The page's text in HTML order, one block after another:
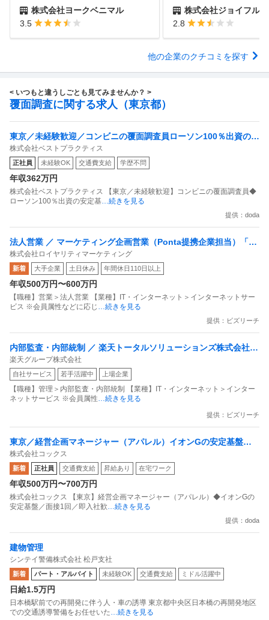
株式会社ヨークベニマル
3.5
株式会社ジョイフル
2.8
他の企業のクチコミを探す
< いつもと違うしごとも見てみませんか？ >
覆面調査に関する求人（東京都）
東京／未経験歓迎／コンビニの覆面調査員ローソン100％出資の安
定基盤／月５日在宅／残業月10時間
株式会社ベストプラクティス
正社員 未経験OK 交通費支給 学歴不問
年収362万円
株式会社ベストプラクティス 【東京／未経験歓迎】コンビニの覆面調査員◆
ローソン100％出資の安定基 …続きを見る
提供：doda
法人営業 ／ マーケティング企画営業（Ponta提携企業担当）「国
内最大級の共通ポイントサービスを展開／無駄のない消費社会を
目指すデータマーケティングカンパニー」
株式会社ロイヤリティマーケティング
新着 大手企業 土日休み 年間休日110日以上
年収500万円〜600万円
【職種】営業＞法人営業 【業種】IT・インターネット＞インターネットサー
ビス ※会員属性などに応じ
…続きを見る
提供：ビズリーチ
内部監査・内部統制 ／ 楽天トータルソリューションズ株式会社
戦略事業コンプライアンス支援部 業務統制支援課：ショップコン
プライアンス推進担当（SBCSD）
楽天グループ株式会社
自社サービス 若手活躍中 上場企業
【職種】管理＞内部監査・内部統制 【業種】IT・インターネット＞インター
ネットサービス ※会員属性 …続きを見る
提供：ビズリーチ
東京／経営企画マネージャー（アパレル）イオンGの安定基盤／
面接1回／即入社歓迎
株式会社コックス
新着 正社員 交通費支給 昇給あり 在宅ワーク
年収500万円〜700万円
株式会社コックス 【東京】経営企画マネージャー（アパレル）◆イオンGの
安定基盤／面接1回／即入社歓 …続きを見る
提供：doda
建物管理
シンテイ警備株式会社 松戸支社
新着 パート・アルバイト 未経験OK 交通費支給 ミドル活躍中
日給1.5万円
日本橋駅前での再開発に伴う人・車の誘導 東京都中央区日本橋の再開発地区
での交通誘導警備をお任せいた …続きを見る